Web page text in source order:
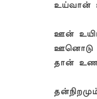
உய்வான்
ஊன்
ஊனொடு
தான்